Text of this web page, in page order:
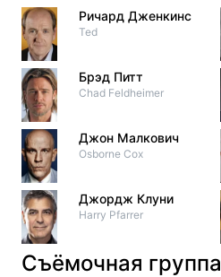
Ричард Дженкинс
Ted
Брэд Питт
Chad Feldheimer
Джон Малкович
Osborne Cox
Джордж Клуни
Harry Pfarrer
Съёмочная группа